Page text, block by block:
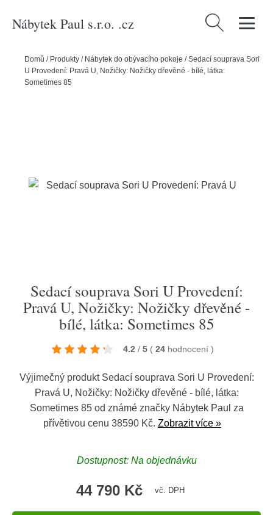
Nábytek Paul s.r.o. .cz Vyhledávání
Domů / Produkty / Nábytek do obývacího pokoje /Sedací souprava Sori
U Provedení: Pravá U, Nožičky: Nožičky dřevěné - bílé, látka:
Sometimes 85
Sedací souprava Sori U Provedení:
Pravá U, Nožičky: Nožičky dřevěné -
bílé, látka: Sometimes 85
4.2 / 5 ( 24 hodnocení )
Výjimečný produkt Sedací souprava Sori U Provedení:
Pravá U, Nožičky: Nožičky dřevěné - bílé, látka:
Sometimes 85 od známé značky Nábytek Paul za
přívětivou cenu 38590 Kč. Zobrazit více »
Dostupnost: Na objednávku
44 790 Kč vč. DPH